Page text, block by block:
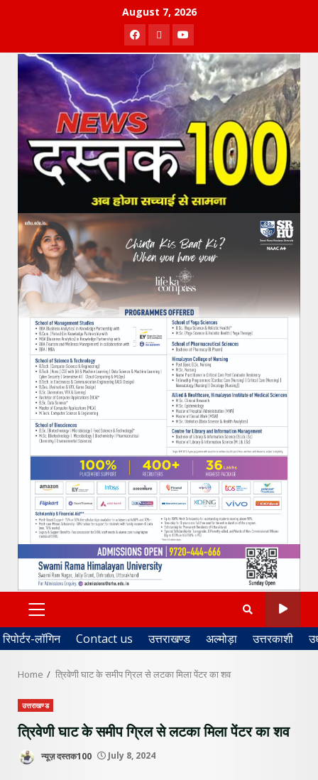
August 7, 2026
Facebook
TwitterYoutube
PRIMARY
MENU
रिपोर्टर-लॉगिन Contact us उत्तराखण्ड अल्मोड़ा उत्तरकाशी
Home त्रिवेणी घाट के समीप ग्रिल से लटका मिला पेंटर का शव
उत्तराखण्ड
त्रिवेणी घाट के समीप ग्रिल से लटका मिला पेंटर का शव
न्यूज़ दस्तक100 July 8, 2024